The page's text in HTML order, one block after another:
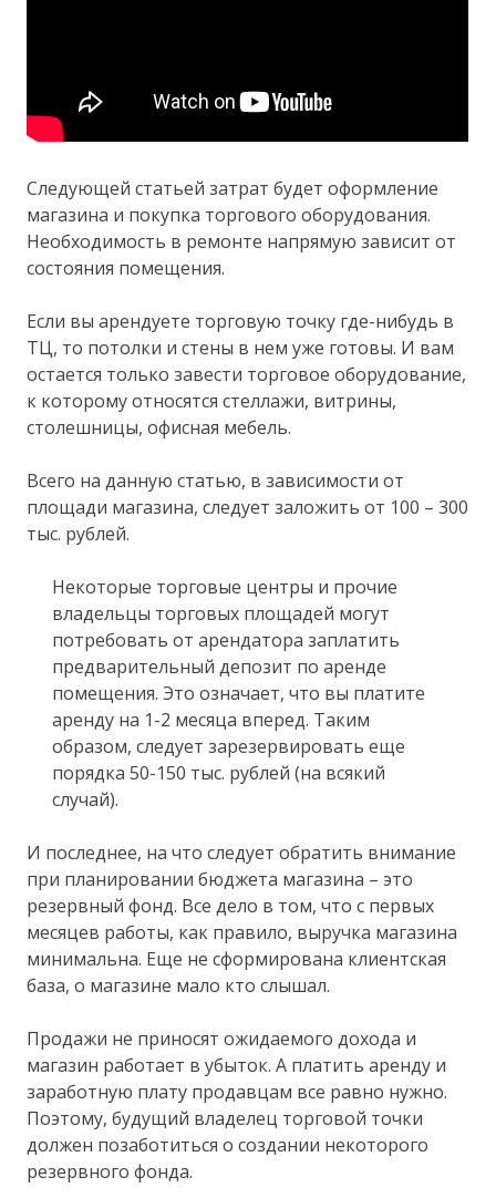
Следующей статьей затрат будет оформление
магазина и покупка торгового оборудования.
Необходимость в ремонте напрямую зависит от
состояния помещения.
Если вы арендуете торговую точку где-нибудь в
ТЦ, то потолки и стены в нем уже готовы. И вам
остается только завести торговое оборудование,
к которому относятся стеллажи, витрины,
столешницы, офисная мебель.
Всего на данную статью, в зависимости от
площади магазина, следует заложить от 100 – 300
тыс. рублей.
Некоторые торговые центры и прочие
владельцы торговых площадей могут
потребовать от арендатора заплатить
предварительный депозит по аренде
помещения. Это означает, что вы платите
аренду на 1-2 месяца вперед. Таким
образом, следует зарезервировать еще
порядка 50-150 тыс. рублей (на всякий
случай).
И последнее, на что следует обратить внимание
при планировании бюджета магазина – это
резервный фонд. Все дело в том, что с первых
месяцев работы, как правило, выручка магазина
минимальна. Еще не сформирована клиентская
база, о магазине мало кто слышал.
Продажи не приносят ожидаемого дохода и
магазин работает в убыток. А платить аренду и
заработную плату продавцам все равно нужно.
Поэтому, будущий владелец торговой точки
должен позаботиться о создании некоторого
резервного фонда.